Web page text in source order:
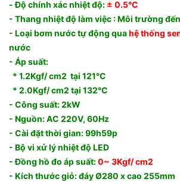
- Độ chính xác nhiệt độ: ± 0.5°C
- Thang nhiệt độ làm việc : Môi trường đến
- Loại bơm nước tự động quahệ thống
nước
- Áp suất:
* 1.2Kgf/ cm2 tại 121°C
* 2.0Kgf/ cm2 tại 132°C
- Công suất: 2kW
- Nguồn: AC 220V, 60Hz
- Cài đặt thời gian: 99h59p
- Bộ vi xử lý nhiệt độ LED
- Đồng hồ đo áp suất:0~ 3Kgf/ cm2
- Kích thước giỏ: đáy Ø280 x cao 255mm